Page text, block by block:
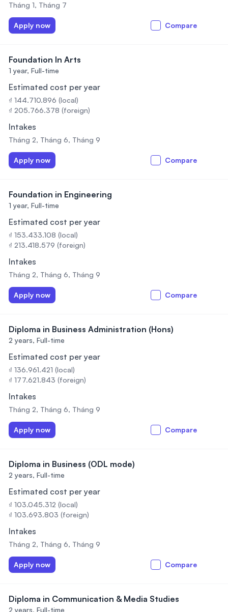
Tháng 1, Tháng 7
Apply now Compare
Foundation In Arts
1 year, Full-time
Estimated cost per year
₫ 144.710.896 (local)
₫ 205.766.378 (foreign)
Intakes
Tháng 2, Tháng 6, Tháng 9
Apply now Compare
Foundation in Engineering
1 year, Full-time
Estimated cost per year
₫ 153.433.108 (local)
₫ 213.418.579 (foreign)
Intakes
Tháng 2, Tháng 6, Tháng 9
Apply now Compare
Diploma in Business Administration (Hons)
2 years, Full-time
Estimated cost per year
₫ 136.961.421 (local)
₫ 177.621.843 (foreign)
Intakes
Tháng 2, Tháng 6, Tháng 9
Apply now Compare
Diploma in Business (ODL mode)
2 years, Full-time
Estimated cost per year
₫ 103.045.312 (local)
₫ 103.693.803 (foreign)
Intakes
Tháng 2, Tháng 6, Tháng 9
Apply now Compare
Diploma in Communication & Media Studies
2 years, Full-time